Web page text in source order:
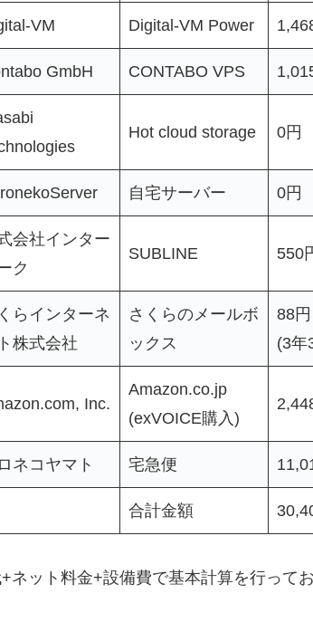
VM Digital-VM Power
GmbH CONTABO VPS
Hot cloud storage 0円
自宅サーバー 0円
会社インター
ク
SUBLINE 550
らインターネ
株式会社
さくらのメールボ
ックス
88円
(3年
Inc.
Amazon.co.jp
(exVOICE購入)
ネコヤマト 宅急便
合計金額
ット料金+設備費で基本計算を行ってお